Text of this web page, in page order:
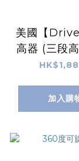
美國【
高器 (三段
節，升
加入購